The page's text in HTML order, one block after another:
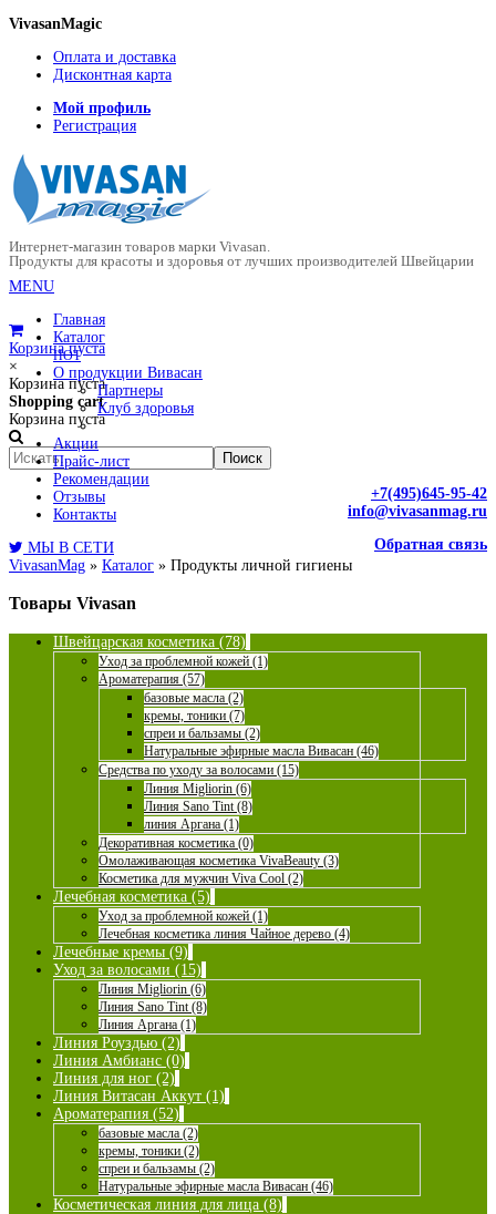
VivasanMagic
Оплата и доставка
Дисконтная карта
Мой профиль
Регистрация
Интернет-магазин товаров марки Vivasan.
Продукты для красоты и здоровья от лучших производителей Швейцарии
Корзина пуста
×
Корзина пуста
Shopping cart
Корзина пуста
+7(495)645-95-42
info@vivasanmag.ru
Обратная связь
MENU
Главная
Каталог
HOT
О продукции Вивасан
Партнеры
Клуб здоровья
Акции
Прайс-лист
Рекомендации
Отзывы
Контакты
МЫ В СЕТИ
VivasanMag » Каталог » Продукты личной гигиены
Товары Vivasan
Швейцарская косметика (78)
Уход за проблемной кожей (1)
Ароматерапия (57)
базовые масла (2)
кремы, тоники (7)
спреи и бальзамы (2)
Натуральные эфирные масла Вивасан (46)
Средства по уходу за волосами (15)
Линия Migliorin (6)
Линия Sano Tint (8)
линия Аргана (1)
Декоративная косметика (0)
Омолаживающая косметика VivaBeauty (3)
Косметика для мужчин Viva Cool (2)
Лечебная косметика (5)
Уход за проблемной кожей (1)
Лечебная косметика линия Чайное дерево (4)
Лечебные кремы (9)
Уход за волосами (15)
Линия Migliorin (6)
Линия Sano Tint (8)
Линия Аргана (1)
Линия Роуздью (2)
Линия Амбианс (0)
Линия для ног (2)
Линия Витасан Аккут (1)
Ароматерапия (52)
базовые масла (2)
кремы, тоники (2)
спреи и бальзамы (2)
Натуральные эфирные масла Вивасан (46)
Косметическая линия для лица (8)